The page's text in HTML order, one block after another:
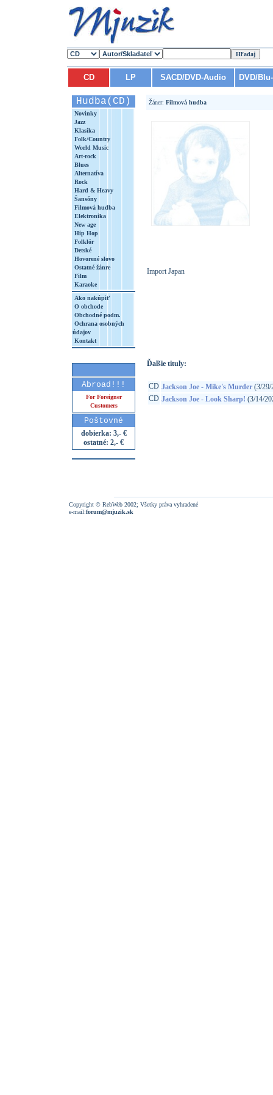
CD LP SACD/DVD-Audio DVD/
Hudba(CD)
Novinky
Jazz
Klasika
Folk/Country
World Music
Art-rock
Blues
Alternatíva
Rock
Hard & Heavy
Šansóny
Filmová hudba
Elektronika
New age
Hip Hop
Folklór
Detské
Hovorené slovo
Ostatné žánre
Film
Karaoke
Ako nakúpiť
O obchode
Obchodné podm.
Ochrana osobných
údajov
Kontakt
Abroad!!!
For Foreigner
Customers
Poštovné
dobierka: 3,- €
ostatné: 2,- €
Žáner: Filmová hudba
Import Japan
Ďalšie tituly:
CD Jackson Joe - Mike's Murder (3/29/
CD Jackson Joe - Look Sharp! (3/14/
Copyright © RebWeb 2002; Všetky práva vyhradené
e-mail:forum@mjuzik.sk